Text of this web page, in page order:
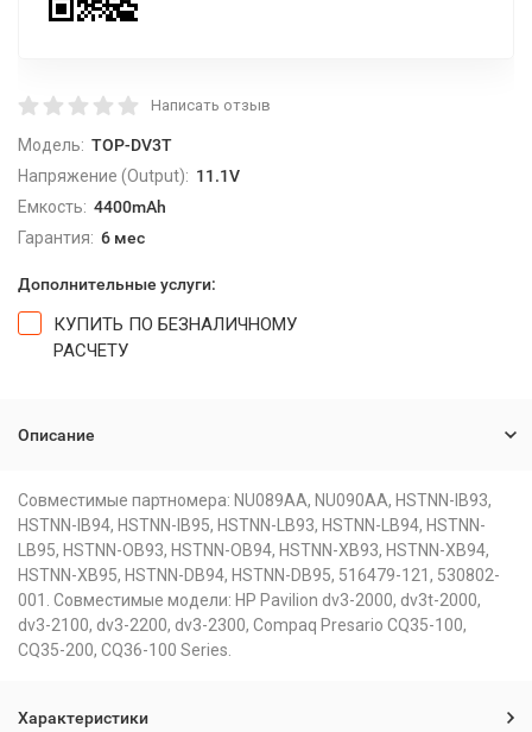
Написать отзыв
Модель: TOP-DV3T
Напряжение (Output): 11.1V
Емкость: 4400mAh
Гарантия: 6 мес
Дополнительные услуги:
КУПИТЬ ПО БЕЗНАЛИЧНОМУ
РАСЧЕТУ
Описание
Совместимые партномера: NU089AA, NU090AA, HSTNN-IB93,
HSTNN-IB94, HSTNN-IB95, HSTNN-LB93, HSTNN-LB94, HSTNN-
LB95, HSTNN-OB93, HSTNN-OB94, HSTNN-XB93, HSTNN-XB94,
HSTNN-XB95, HSTNN-DB94, HSTNN-DB95, 516479-121, 530802-
001. Совместимые модели: HP Pavilion dv3-2000, dv3t-2000,
dv3-2100, dv3-2200, dv3-2300, Compaq Presario CQ35-100,
CQ35-200, CQ36-100 Series.
Характеристики